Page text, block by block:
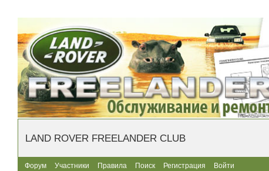
LAND ROVER FREELANDER CLUB
Форум Участники Правила Поиск Регистрация Войти